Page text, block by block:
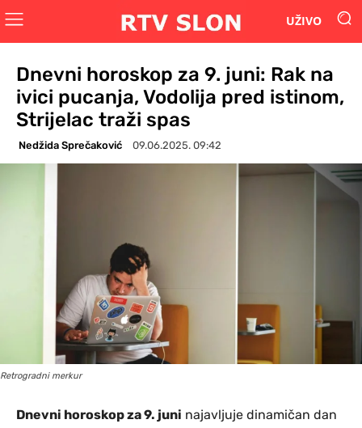
UŽIVO
Dnevni horoskop za 9. juni: Rak na
ivici pucanja, Vodolija pred istinom,
Strijelac traži spas
Nedžida Sprečaković 09.06.2025. 09:42
Retrogradni merkur
Dnevni horoskop za 9. juni najavljuje dinamičan dan